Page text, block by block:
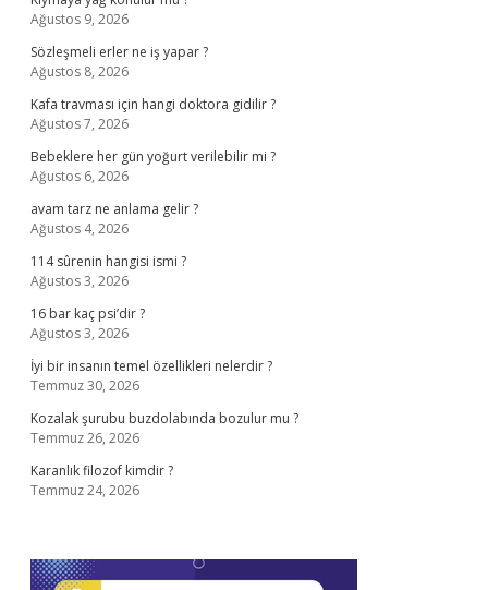
Ağustos 9, 2026
Sözleşmeli erler ne iş yapar ?
Ağustos 8, 2026
Kafa travması için hangi doktora gidilir ?
Ağustos 7, 2026
Bebeklere her gün yoğurt verilebilir mi ?
Ağustos 6, 2026
avam tarz ne anlama gelir ?
Ağustos 4, 2026
114 sûrenin hangisi ismi ?
Ağustos 3, 2026
16 bar kaç psi’dir ?
Ağustos 3, 2026
İyi bir insanın temel özellikleri nelerdir ?
Temmuz 30, 2026
Kozalak şurubu buzdolabında bozulur mu ?
Temmuz 26, 2026
Karanlık filozof kimdir ?
Temmuz 24, 2026